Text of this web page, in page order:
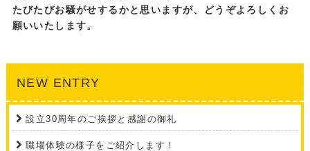
たびたびお騒がせするかと思いますが、どうぞよろしくお
願いいたします。
NEW ENTRY
設立30周年のご挨拶と感謝の御礼
職場体験の様子をご紹介します！